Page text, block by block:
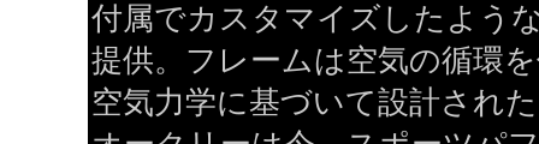
付属でカスタマイズしたよう
提供。フレームは空気の循環
空気力学に基づいて設計され